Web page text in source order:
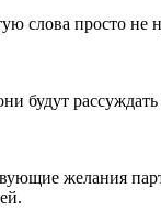
слова просто
будут рассуждать
желания